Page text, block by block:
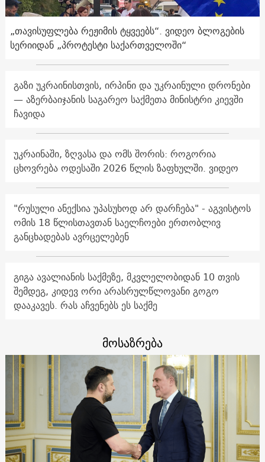
„თავისუფლება რეჟიმის ტყვეებს“. ვიდეო ბლოგების
სერიიდან „პროტესტი საქართველოში“
გაზი უკრაინისთვის, ირპინი და უკრაინული დრონები
— აზერბაიჯანის საგარეო საქმეთა მინისტრი კიევში
ჩავიდა
უკრაინაში, ზღვასა და ომს შორის: როგორია
ცხოვრება ოდესაში 2026 წლის ზაფხულში. ვიდეო
"რუსული ანექსია უპასუხოდ არ დარჩება" - აგვისტოს
ომის 18 წლისთავთან საელჩოები ერთობლივ
განცხადებას ავრცელებენ
გიგა ავალიანის საქმეზე, მკვლელობიდან 10 თვის
შემდეგ, კიდევ ორი არასრულწლოვანი გოგო
დააკავეს. რას აჩვენებს ეს საქმე
მოსაზრება